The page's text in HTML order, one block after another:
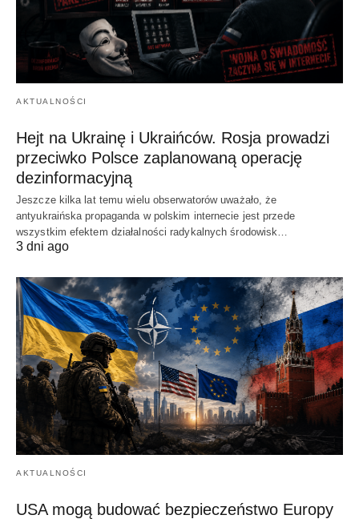
AKTUALNOŚCI
Hejt na Ukrainę i Ukraińców. Rosja prowadzi
przeciwko Polsce zaplanowaną operację
dezinformacyjną
Jeszcze kilka lat temu wielu obserwatorów uważało, że
antyukraińska propaganda w polskim internecie jest przede
wszystkim efektem działalności radykalnych środowisk…
3 dni ago
AKTUALNOŚCI
USA mogą budować bezpieczeństwo Europy